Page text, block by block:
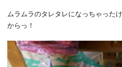
ムラムラのタレタレになっちゃった
からっ！